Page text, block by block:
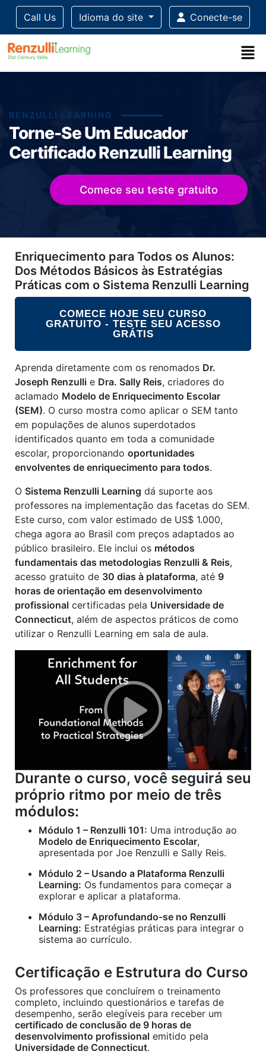
Call Us Idioma do site Conecte-se
RENZULLI LEARNING
Torne-Se Um Educador
Certificado Renzulli Learning
Comece seu teste gratuito
Title-
Title-
Enriquecimento para Todos os Alunos:
Dos Métodos Básicos às Estratégias
Práticas com o Sistema Renzulli Learning
COMECE HOJE SEU CURSO
GRATUITO - TESTE SEU ACESSO
GRÁTIS
Aprenda diretamente com os renomados Dr.
Joseph Renzulli e Dra. Sally Reis, criadores do
aclamado Modelo de Enriquecimento Escolar
(SEM). O curso mostra como aplicar o SEM tanto
em populações de alunos superdotados
identificados quanto em toda a comunidade
escolar, proporcionando oportunidades
envolventes de enriquecimento para todos.
O Sistema Renzulli Learning dá suporte aos
professores na implementação das facetas do SEM.
Este curso, com valor estimado de US$ 1.000,
chega agora ao Brasil com preços adaptados ao
público brasileiro. Ele inclui os métodos
fundamentais das metodologias Renzulli & Reis,
acesso gratuito de 30 dias à plataforma, até 9
horas de orientação em desenvolvimento
profissional certificadas pela Universidade de
Connecticut, além de aspectos práticos de como
utilizar o Renzulli Learning em sala de aula.
Durante o curso, você seguirá seu
próprio ritmo por meio de três
módulos:
Módulo 1 – Renzulli 101: Uma introdução ao
Modelo de Enriquecimento Escolar,
apresentada por Joe Renzulli e Sally Reis.
Módulo 2 – Usando a Plataforma Renzulli
Learning: Os fundamentos para começar a
explorar e aplicar a plataforma.
Módulo 3 – Aprofundando-se no Renzulli
Learning: Estratégias práticas para integrar o
sistema ao currículo.
Certificação e Estrutura do Curso
Os professores que concluírem o treinamento
completo, incluindo questionários e tarefas de
desempenho, serão elegíveis para receber um
certificado de conclusão de 9 horas de
desenvolvimento profissional emitido pela
Universidade de Connecticut.